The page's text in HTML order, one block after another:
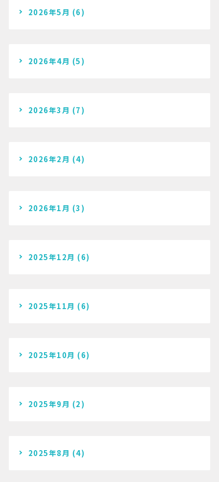
2026年5月 (6)
2026年4月 (5)
2026年3月 (7)
2026年2月 (4)
2026年1月 (3)
2025年12月 (6)
2025年11月 (6)
2025年10月 (6)
2025年9月 (2)
2025年8月 (4)